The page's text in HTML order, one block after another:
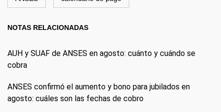
NOTAS RELACIONADAS
AUH y SUAF de ANSES en agosto: cuánto y cuándo se
cobra
ANSES confirmó el aumento y bono para jubilados en
agosto: cuáles son las fechas de cobro